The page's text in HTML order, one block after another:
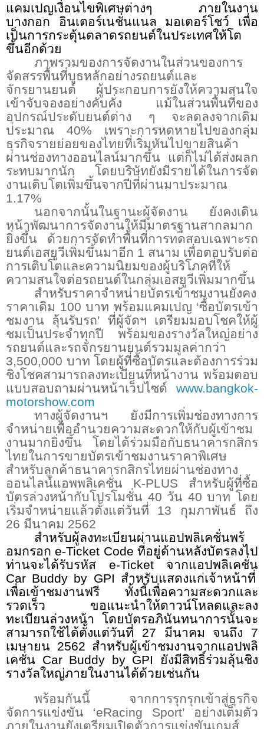
แคมเปญเงื่อนไขพิเศษต่างๆ ภายในงาน
บางกอก อินเตอร์เนชั่นแนล มอเตอร์โชว์ เพื่อ
เป็นการกระตุ้นตลาดรถยนต์ในประเทศให้โต
ขึ้นอีกด้วย
ภาพรวมของการจัดงานในส่วนของการ
จัดสรรพื้นที่บูธหลักอย่างรถยนต์และ
จักรยานยนต์ ผู้ประกอบการยังให้ความสนใจ
เข้าจับจองอย่างคับคั่ง แม้ในส่วนพื้นที่ของ
อุปกรณ์ประดับยนต์ต่าง ๆ จะลดลงจากเดิม
ประมาณ 40% เพราะการหดหายไปของกลุ่ม
ธุรกิจรายย่อยของไทยที่เริ่มหันไปขายสินค้า
ผ่านช่องทางออนไลน์มากขึ้น แต่ก็ไม่ได้ส่งผลก
ระทบมากนัก โดยบริษัทยังมีรายได้ในการจัด
งานเติบโตเพิ่มขึ้นจากปีที่ผ่านมาประมาณ
1.17%
นอกจากนั้นในฐานะผู้จัดงาน ยังคงเดิน
หน้าพัฒนาการจัดงานให้มีมาตรฐานสากลมาก
ยิ่งขึ้น ด้วยการจัดทำพื้นที่การทดสอบเฉพาะรถ
ยนต์เอสยูวีเพิ่มขึ้นมาอีก 1 สนาม เพื่อตอบรับต่อ
การเติบโตและความนิยมของผู้บริโภคที่ให้
ความสนใจต่อรถยนต์ในกลุ่มเอสยูวีเพิ่มมากขึ้น
สำหรับราคาจำหน่ายบัตรเข้าชมงานยังคง
ราคาเดิม 100 บาท พร้อมแคมเปญ ‘ซื้อบัตรเข้า
ชมงาน ลุ้นรับรถ’ ที่ผู้จัดฯ เตรียมมอบโชคให้ผู้
ชมเป็นประจำทุกปี พร้อมของรางวัลใหญ่อย่าง
รถยนต์และรถจักรยานยนต์รวมมูลค่ากว่า
3,500,000 บาท โดยผู้ที่ซื้อบัตรและต้องการร่วม
ชิงโชคสามารถลงทะเบียนที่หน้างาน พร้อมตอบ
แบบสอบถามผ่านหน้าเว็ปไซด์ www.bangkok-
motorshow.com
ทางผู้จัดงานฯ ยังมีการเพิ่มช่องทางการ
จำหน่ายเพื่ออำนวยความสะดวกให้กับผู้เข้าชม
งานมากยิ่งขึ้น โดยได้ร่วมมือกับธนาคารกสิกร
ไทยในการขายบัตรเข้าชมงานราคาพิเศษ
สำหรับลูกค้าธนาคารกสิกรไทยผ่านช่องทาง
ออนไลน์แอพพลิเคชั่น K-PLUS สำหรับผู้ที่ซื้อ
บัตรล่วงหน้ากับโปรโมชั่น 40 วัน 40 บาท โดย
เริ่มจำหน่ายแล้วตั้งแต่วันที่ 13 กุมภาพันธ์ ถึง
26 มีนาคม 2562
สำหรับผู้ลงทะเบียนผ่านแอปพลิเคชั่นพร้
อมกรอกe-Ticket Codeที่อยู่ด้านหลังบัตรลงไป
ท่านจะได้รับรหัส e-Ticket จากแอปพลิเคชั่น
Car Buddy by GPI สำหรับแสดงแก่เจ้าหน้าที่
เพื่อเข้าชมงานฟรี
ทั้งนี้เพื่อความสะดวกและ
รวดเร็ว ขอแนะนำให้ดาวน์โหลดและลง
ทะเบียนล่วงหน้า โดยบัตรอภินันทนาการนั้นจะ
สามารถใช้ได้ตั้งแต่วันที่ 27 มีนาคม จนถึง 7
เมษายน 2562 สำหรับผู้เข้าชมงานจากแอปพลิ
เคชั่น Car Buddy by GPI
ยังมีสิทธิ์ร่วมลุ้นชิง
รางวัลใหญ่ภายในงานได้ด้วยเช่นกัน
พร้อมกันนี้ จากการรุกรุกเข้าสู่ธุรกิจ
จัดการแข่งขัน ‘eRacing Sport’ อย่างเต็มตัว
ภายในงานยังเตรียมเปิดตัวการแข่งขันเกมส์